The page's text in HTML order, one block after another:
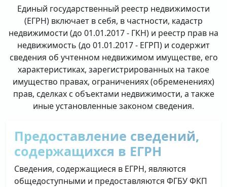
Единый государственный реестр недвижимости
(ЕГРН) включает в себя, в частности, кадастр
недвижимости (до 01.01.2017 - ГКН) и реестр прав на
недвижимость (до 01.01.2017 - ЕГРП) и содержит
сведения об учтенном недвижимом имуществе, его
характеристиках, зарегистрированных на такое
имущество правах, ограничениях (обременениях)
прав, сделках с объектами недвижимости, а также
иные установленные законом сведения.
Предоставление сведений,
содержащихся в ЕГРН
Сведения, содержащиеся в ЕГРН, являются
общедоступными и предоставляются ФГБУ ФКП